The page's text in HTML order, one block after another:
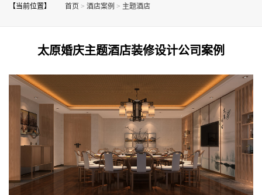
【当前位置】 首页 > 酒店案例 > 主题酒店
太原婚庆主题酒店装修设计公司案例